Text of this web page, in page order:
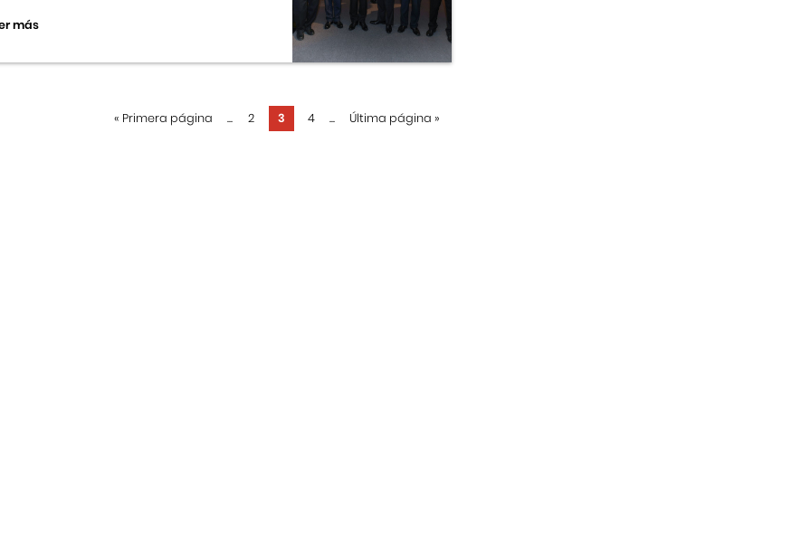
más
« Primera página ... 2 3 4 ... Última página »